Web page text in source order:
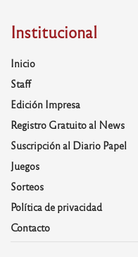
Institucional
Inicio
Staff
Edición Impresa
Registro Gratuito al News
Suscripción al Diario Papel
Juegos
Sorteos
Política de privacidad
Contacto